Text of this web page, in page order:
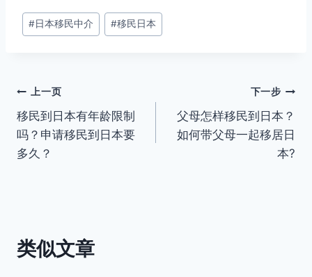
文
章
#日本移民中介 #移民日本
文
章
导
上一页
移民到日本有年龄限制
吗？申请移民到日本要
多久？
下一步
父母怎样移民到日本？
如何带父母一起移居日
本?
类似文章